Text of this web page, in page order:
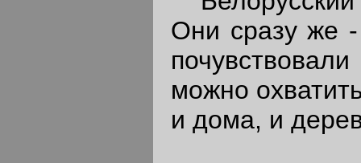
Они сразу же
можно
и дома, и